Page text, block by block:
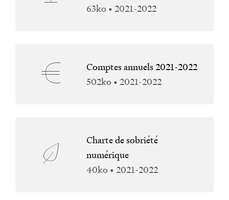
63ko • 2021-2022
Comptes annuels 2021-2022
502ko • 2021-2022
Charte de sobriété
numérique
40ko • 2021-2022